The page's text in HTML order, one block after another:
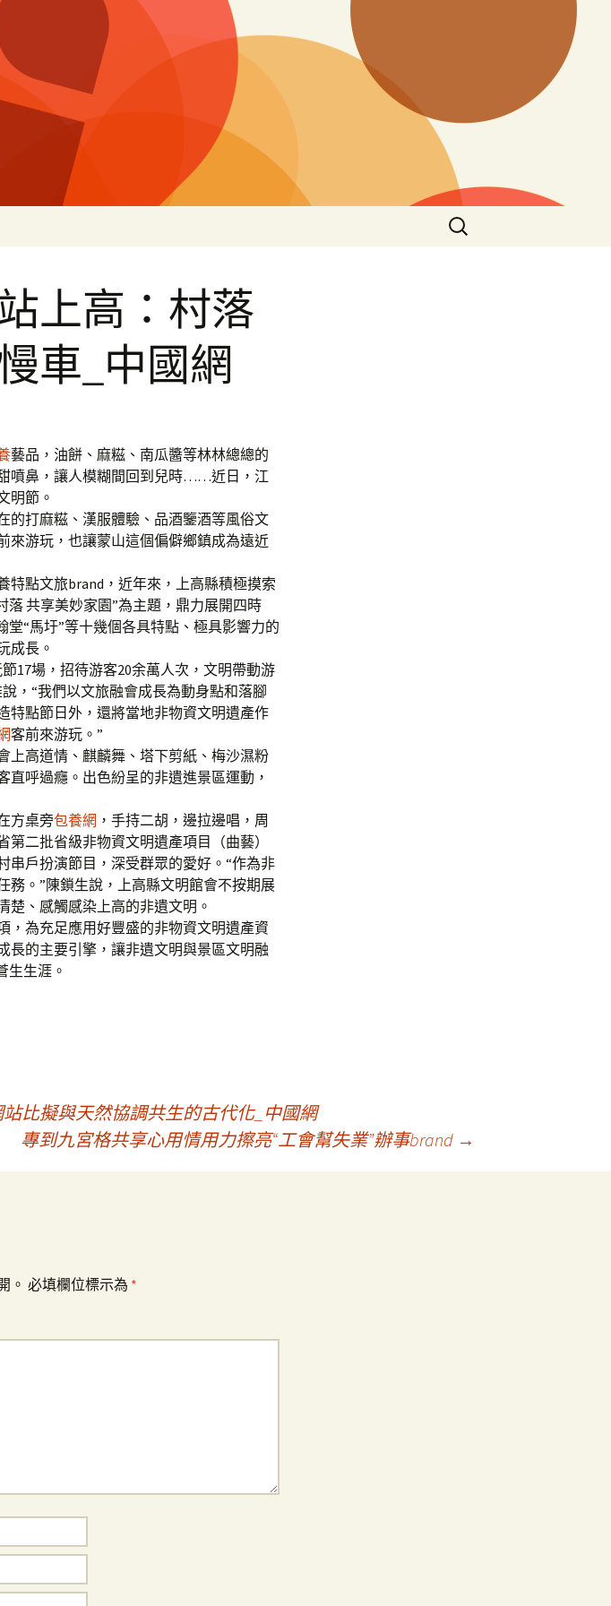
搜
尋
上高：村落
車_中國網
藝品，油餅、麻糍、南瓜醬等林林總總的
噴鼻，讓人模糊間回到兒時……近日，江
明節。
的打麻糍、漢服體驗、品酒鑒酒等風俗文
來游玩，也讓蒙山這個偏僻鄉鎮成為遠近
點文旅brand，近年來，上高縣積極摸索
落 共享美妙家園”為主題，鼎力展開四時
“馬圩”等十幾個各具特點、極具影響力的
成長。
場，招待游客20余萬人次，文明帶動游
，“我們以文旅融會成長為動身點和落腳
特點節日外，還將當地非物資文明遺產作
客前來游玩。”
高道情、麒麟舞、塔下剪紙、梅沙濕粉
呼過癮。出色紛呈的非遺進景區運動，
方桌旁包養網 ，手持二胡，邊拉邊唱，周
二批省級非物資文明遺產項目（曲藝）
串戶扮演節目，深受群眾的愛好。“作為非
務。”陳鎖生說，上高縣文明館會不按期展
楚、感觸感染上高的非遺文明。
為充足應用好豐盛的非物資文明遺產資
長的主要引擎，讓非遺文明與景區文明融
生生涯。
比擬與天然協調共生的古代化_中國網
專到九宮格共享心用情用力擦亮“工會幫失業”辦事brand →
。 必填欄位標示為 *